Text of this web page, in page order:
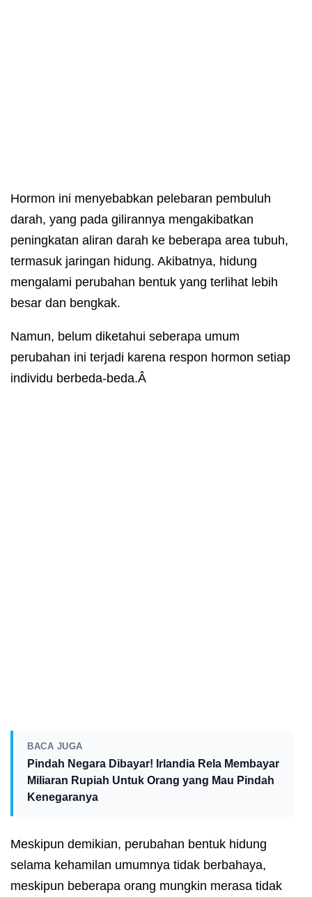
Hormon ini menyebabkan pelebaran pembuluh
darah, yang pada gilirannya mengakibatkan
peningkatan aliran darah ke beberapa area tubuh,
termasuk jaringan hidung. Akibatnya, hidung
mengalami perubahan bentuk yang terlihat lebih
besar dan bengkak.
Namun, belum diketahui seberapa umum
perubahan ini terjadi karena respon hormon setiap
individu berbeda-beda.Â
BACA JUGA
Pindah Negara Dibayar! Irlandia Rela Membayar
Miliaran Rupiah Untuk Orang yang Mau Pindah
Kenegaranya
Meskipun demikian, perubahan bentuk hidung
selama kehamilan umumnya tidak berbahaya,
meskipun beberapa orang mungkin merasa tidak